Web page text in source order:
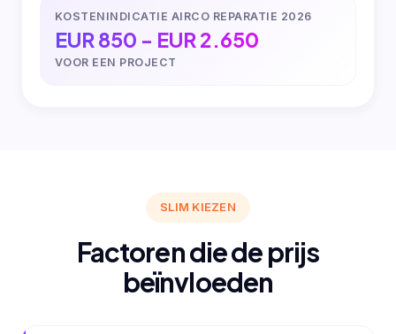
KOSTENINDICATIE AIRCO REPARATIE 2026
EUR 850 - EUR 2.650
VOOR EEN PROJECT
SLIM KIEZEN
Factoren die de prijs
beïnvloeden